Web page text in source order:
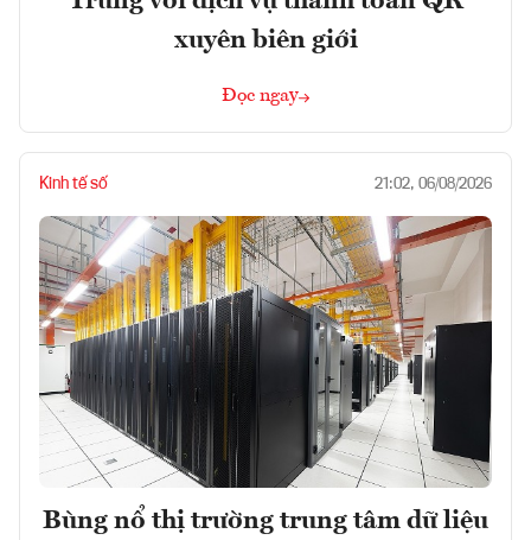
xuyên biên giới
Đọc ngay
Kinh tế số 21:02, 06/08/2026
Bùng nổ thị trường trung tâm dữ liệu